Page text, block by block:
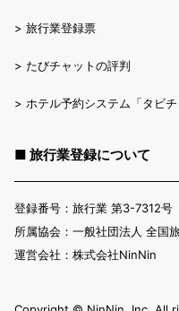
> 旅行業登録票
> たびチャットの評判
> ホテル予約システム「タビチ
■ 旅行業登録について
登録番号：旅行業 第3-7312号
所属協会：一般社団法人 全国
運営会社：株式会社NinNin